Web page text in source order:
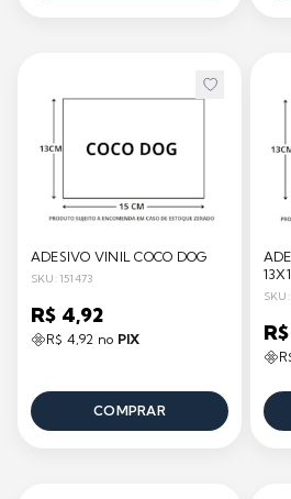
ADESIVO VINIL COCO DOG
SKU: 151473
R$ 4,92
R$ 4,92 no PIX
COMPRAR
SKU: